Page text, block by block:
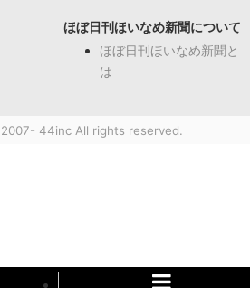
ほぼ日刊ほいなめ新聞について
ほぼ日刊ほいなめ新聞と
は
44inc All rights reserved.